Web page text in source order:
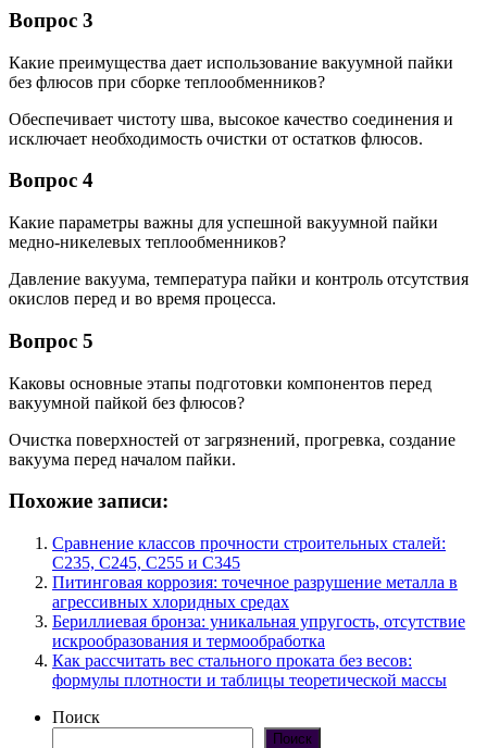
Вопрос 3
Какие преимущества дает использование вакуумной пайки
без флюсов при сборке теплообменников?
Обеспечивает чистоту шва, высокое качество соединения и
исключает необходимость очистки от остатков флюсов.
Вопрос 4
Какие параметры важны для успешной вакуумной пайки
медно-никелевых теплообменников?
Давление вакуума, температура пайки и контроль отсутствия
окислов перед и во время процесса.
Вопрос 5
Каковы основные этапы подготовки компонентов перед
вакуумной пайкой без флюсов?
Очистка поверхностей от загрязнений, прогревка, создание
вакуума перед началом пайки.
Похожие записи:
Сравнение классов прочности строительных сталей:
С235, С245, С255 и С345
Питинговая коррозия: точечное разрушение металла в
агрессивных хлоридных средах
Бериллиевая бронза: уникальная упругость, отсутствие
искрообразования и термообработка
Как рассчитать вес стального проката без весов:
формулы плотности и таблицы теоретической массы
Поиск
Поиск